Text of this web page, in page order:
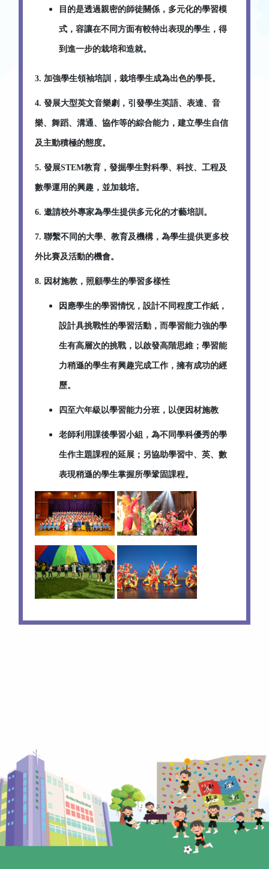
目的是透過親密的師徒關係，多元化的學習模
式，容讓在不同方面有較特出表現的學生，得
到進一步的栽培和造就。
3. 加強學生領袖培訓，栽培學生成為出色的學長。
4. 發展大型英文音樂劇，引發學生英語、表達、音
樂、舞蹈、溝通、協作等的綜合能力，建立學生自信
及主動積極的態度。
5. 發展STEM教育，發掘學生對科學、科技、工程及
數學運用的興趣，並加栽培。
6. 邀請校外專家為學生提供多元化的才藝培訓。
7. 聯繫不同的大學、教育及機構，為學生提供更多校
外比賽及活動的機會。
8. 因材施教，照顧學生的學習多樣性
因應學生的學習情怳，設計不同程度工作紙，
設計具挑戰性的學習活動，而學習能力強的學
生有高層次的挑戰，以啟發高階思維；學習能
力稍遜的學生有興趣完成工作，擁有成功的經
歷。
四至六年級以學習能力分班，以便因材施教
老師利用課後學習小組，為不同學科優秀的學
生作主題課程的延展；另協助學習中、英、數
表現稍遜的學生掌握所學鞏固課程。